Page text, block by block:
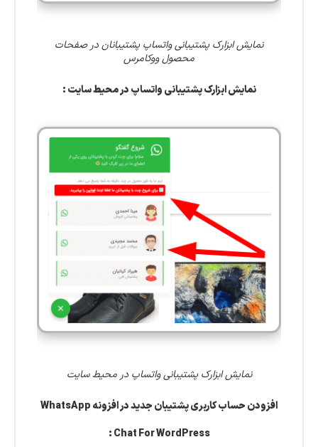
نمایش ابزارک پشتیبانی واتساپ پشتیبانان در صفحات
محصول ووکامرس
نمایش ابزارک پشتیبانی واتساپ در محیط سایت :
نمایش ابزارک پشتیبانی واتساپ در محیط سایت
افزودن حساب کاربری پشتیبان جدید در افزونه WhatsApp
Chat For WordPress :